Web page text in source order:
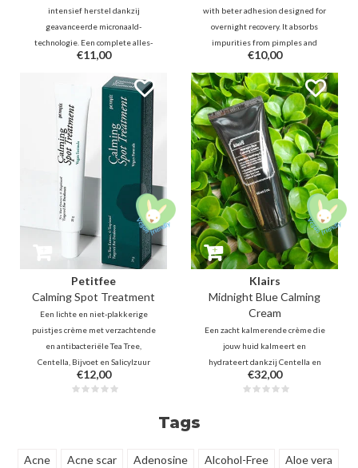
intensief herstel dankzij
geavanceerde micronaald-
technologie. Een complete alles-
in-één oplossing die de huid
direct kalmeert, terwijl het
pukkeltjes én donkere vlekjes
aanpakt met salicylzuur,
madecassoside en niacinamide.
€11,00
with beter adhesion designed for
overnight recovery. It absorbs
impurities from pimples and
calms inflammation with
bellflower and salicylic acid,
protecting skin while you sleep
for a clearer morning.
€10,00
Petitfee
Calming Spot Treatment
Een lichte en niet-plakkerige
puistjes crème met verzachtende
en antibacteriële Tea Tree,
Centella, Bijvoet en Salicylzuur
om druk, irritatie en roodheid
onmiddellijk te verminderen.
€12,00
Klairs
Midnight Blue Calming
Cream
Een zacht kalmerende crème die
jouw huid kalmeert en
hydrateert dankzij Centella en
Guaiazulene, afkomstig van
Chamomile Oil. Bacillus Ferment,
€32,00
Tags
Acne Acne scar Adenosine Alcohol-Free Aloe vera